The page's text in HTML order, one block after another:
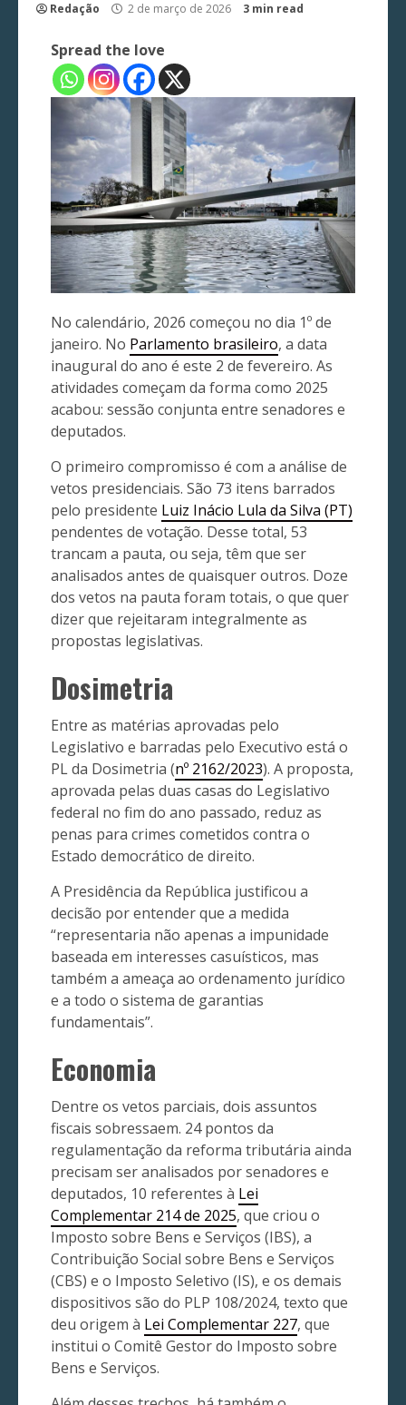
Redação 2 de março de 2026 3 min read
Spread the love
No calendário, 2026 começou no dia 1º de
janeiro. No Parlamento brasileiro, a data
inaugural do ano é este 2 de fevereiro. As
atividades começam da forma como 2025
acabou: sessão conjunta entre senadores e
deputados.
O primeiro compromisso é com a análise de
vetos presidenciais. São 73 itens barrados
pelo presidente Luiz Inácio Lula da Silva (PT)
pendentes de votação. Desse total, 53
trancam a pauta, ou seja, têm que ser
analisados antes de quaisquer outros. Doze
dos vetos na pauta foram totais, o que quer
dizer que rejeitaram integralmente as
propostas legislativas.
Dosimetria
Entre as matérias aprovadas pelo
Legislativo e barradas pelo Executivo está o
PL da Dosimetria (nº 2162/2023). A proposta,
aprovada pelas duas casas do Legislativo
federal no fim do ano passado, reduz as
penas para crimes cometidos contra o
Estado democrático de direito.
A Presidência da República justificou a
decisão por entender que a medida
“representaria não apenas a impunidade
baseada em interesses casuísticos, mas
também a ameaça ao ordenamento jurídico
e a todo o sistema de garantias
fundamentais”.
Economia
Dentre os vetos parciais, dois assuntos
fiscais sobressaem. 24 pontos da
regulamentação da reforma tributária ainda
precisam ser analisados por senadores e
deputados, 10 referentes à Lei
Complementar 214 de 2025, que criou o
Imposto sobre Bens e Serviços (IBS), a
Contribuição Social sobre Bens e Serviços
(CBS) e o Imposto Seletivo (IS), e os demais
dispositivos são do PLP 108/2024, texto que
deu origem à Lei Complementar 227, que
institui o Comitê Gestor do Imposto sobre
Bens e Serviços.